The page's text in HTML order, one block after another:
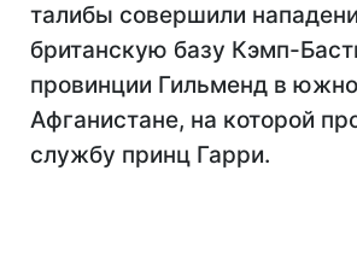
талибы совершили
британскую базу Кэмп-
провинции Гильменд в
Афганистане, на которой
службу принц Гарри.